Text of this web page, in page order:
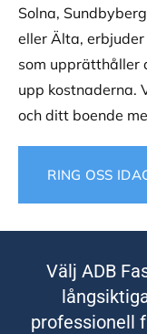
Solna,
eller Älta,
som upprätthåller
upp kostnaderna.
och ditt boende
RING OSS
Välj ADB
professionell